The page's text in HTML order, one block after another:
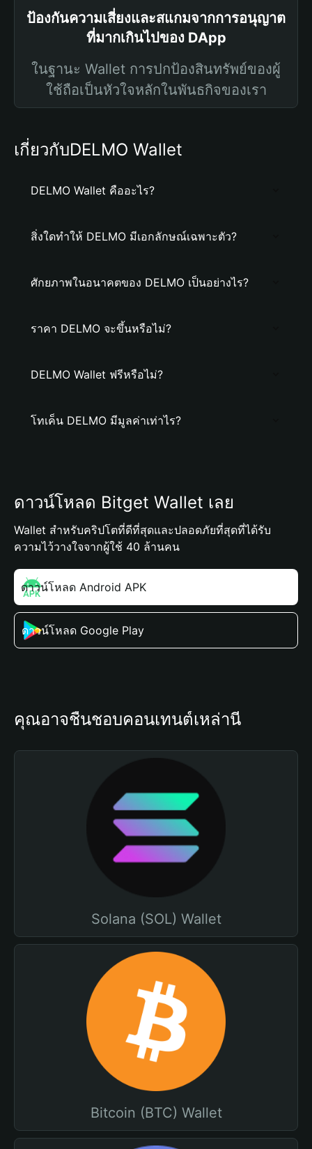
ป้องกันความเสี่ยงและสแกมจากการอนุญาต
ที่มากเกินไปของ DApp
ในฐานะ Wallet การปกป้องสินทรัพย์ของผู้
ใช้ถือเป็นหัวใจหลักในพันธกิจของเรา
เกี่ยวกับDELMO Wallet
DELMO Wallet คืออะไร?
สิ่งใดทำให้ DELMO มีเอกลักษณ์เฉพาะตัว?
ศักยภาพในอนาคตของ DELMO เป็นอย่างไร?
ราคา DELMO จะขึ้นหรือไม่?
DELMO Wallet ฟรีหรือไม่?
โทเค็น DELMO มีมูลค่าเท่าไร?
ดาวน์โหลด Bitget Wallet เลย
Wallet สำหรับคริปโตที่ดีที่สุดและปลอดภัยที่สุดที่ได้รับ
ความไว้วางใจจากผู้ใช้ 40 ล้านคน
ดาวน์โหลด Android APK
ดาวน์โหลด Google Play
คุณอาจชื่นชอบคอนเทนต์เหล่านี้
Solana (SOL) Wallet
Bitcoin (BTC) Wallet